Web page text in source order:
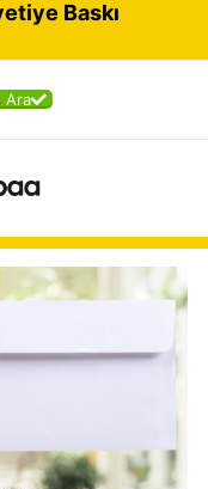
Ara
Baskı